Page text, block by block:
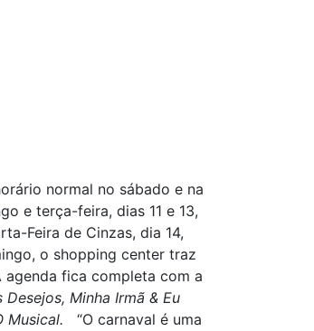
normal no sábado e na
e terça-feira, dias 11 e 13,
Feira de Cinzas, dia 14,
o shopping center traz
fica completa com a
Minha Irmã & Eu
Musical. “O carnaval é uma